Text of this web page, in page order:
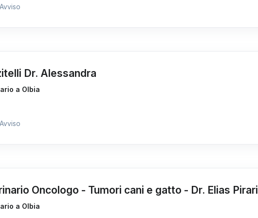
Dr. Alessandra
a Olbia
Oncologo - Tumori cani e gatto - Dr. Elias Pirari
a Olbia